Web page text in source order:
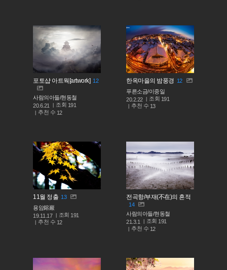
포토샵 아트웍[artwork] 12
사람의아들/현동철
20.6.21
조회 191
추천 수 12
한옥마을의 밤풍경 12
푸른소금/이중일
20.2.22
조회 191
추천 수 13
11월 정출 13
용암鎔巖
19.11.17
조회 191
추천 수 12
전곡항/부재(不在)의 흔적
14
사람의아들/현동철
21.3.1
조회 191
추천 수 12